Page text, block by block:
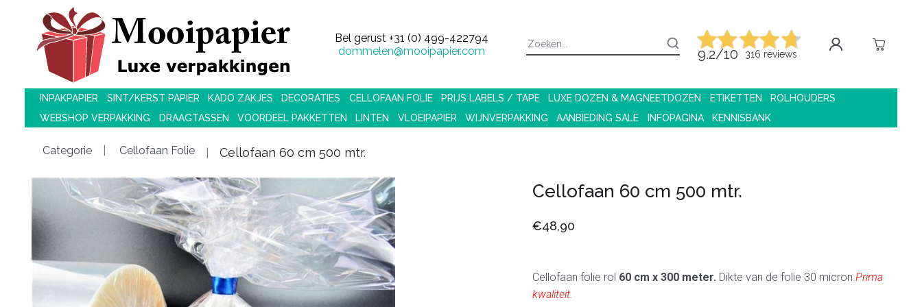
Bel gerust +31 (0) 499-422794
dommelen@mooipapier.com
9.2/10 316 reviews
INPAKPAPIER SINT/KERST PAPIER KADO ZAKJES DECORATIES CELLOFAAN FOLIE PRIJS LABELS / TAPE LUXE DOZEN & MAGNEETDOZEN ETIKETTEN
ROLHOUDERS
WEBSHOP VERPAKKING
DRAAGTASSEN VOORDEEL PAKKETTEN LINTEN VLOEIPAPIER WIJNVERPAKKING AANBIEDING SALE INFOPAGINA KENNISBANK
Categorie Cellofaan Folie Cellofaan 60 cm 500 mtr.
Cellofaan 60 cm 500 mtr.
€48,90
Cellofaan folie rol 60 cm x 300 meter. Dikte van de folie 30 micron. Prima
kwaliteit.